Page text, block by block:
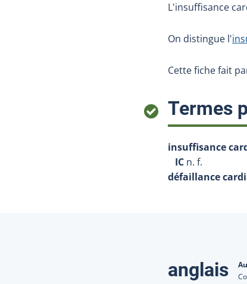
L'insuffisance
On distingue l'
Cette fiche fait
Termes
insuffisance
IC n. f.
défaillance
anglais